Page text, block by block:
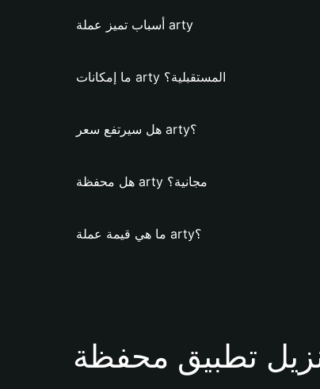
أسباب تميز عملة arty
ما إمكانات arty المستقبلية؟
هل سيرتفع سعر arty؟
هل محفظة arty مجانية؟
ما هي قيمة عملة arty؟